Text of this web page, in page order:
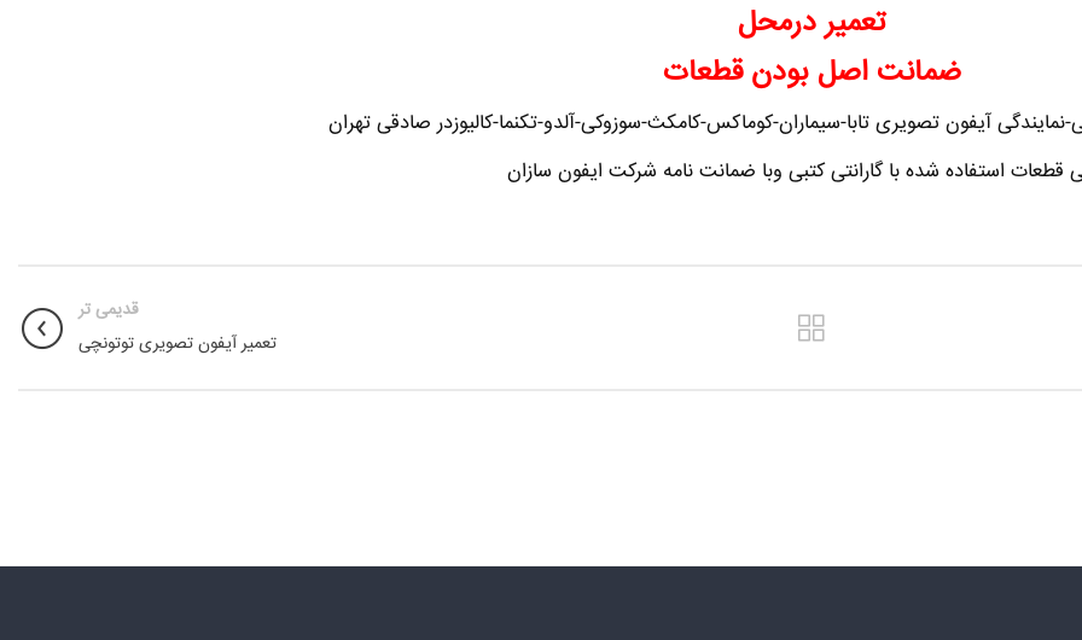
تعمیر درمحل
ضمانت اصل بودن قطعات
آیفون تصویری تابا-سیماران-کوماکس-کامکث-سوزوکی-آلدو-تکنما-کالیوزدر صادقی تهران
قطعات استفاده شده با گارانتی کتبی وبا ضمانت نامه شرکت ایفون سازان
قدیمی تر
تعمیر آیفون تصویری توتونچی